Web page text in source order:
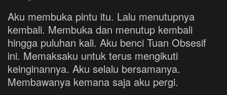
Aku membuka pintu itu. Lalu menutupnya
kembali. Membuka dan menutup kembali
hingga puluhan kali. Aku benci Tuan Obsesif
ini. Memaksaku untuk terus mengikuti
keinginannya. Aku selalu bersamanya.
Membawanya kemana saja aku pergi.